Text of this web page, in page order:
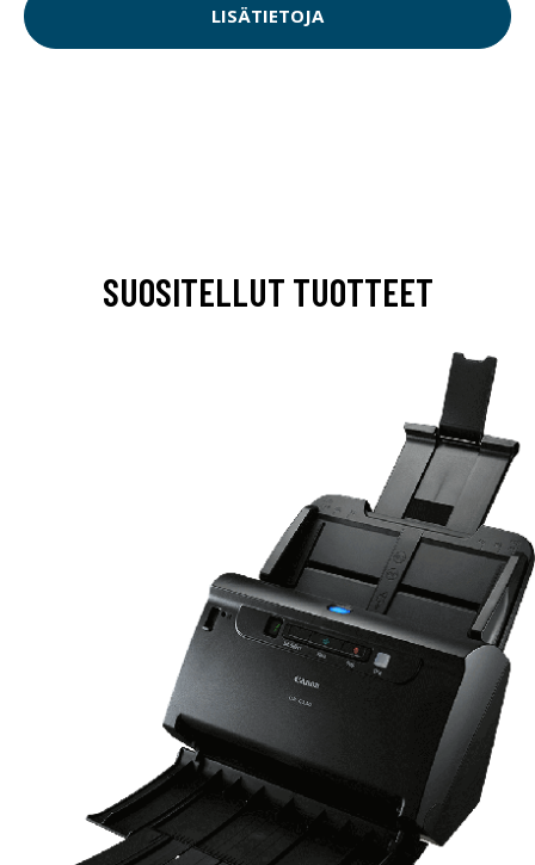
LISÄTIETOJA
SUOSITELLUT TUOTTEET